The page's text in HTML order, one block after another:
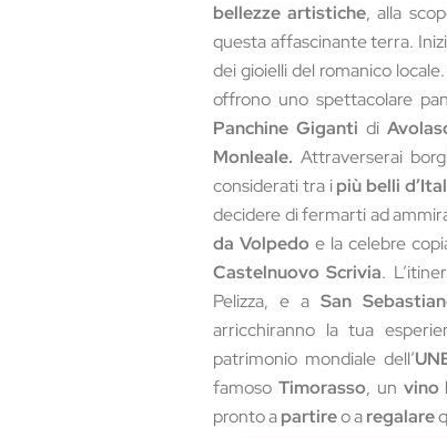
bellezze artistiche, alla
questa affascinante terra.
dei gioielli del romanico
offrono uno spettacolare
Panchine Gigantidi
Monleale. Attraverserai
considerati tra ipiù belli
decidere di fermarti ad
da Volpedo e la celebre
Castelnuovo Scrivia.
Pelizza, e aSan
arricchiranno la tua
patrimonio mondiale dell’
famoso Timorasso, un vino
pronto apartireo aregalare